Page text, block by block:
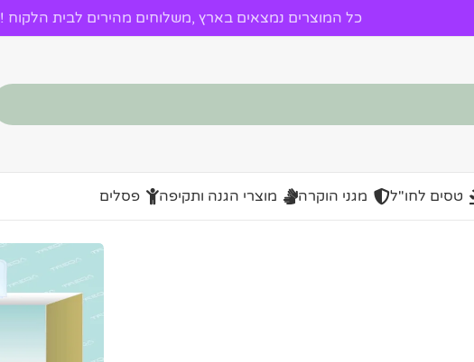
כל המוצרים נמצאים בארץ ,משלוחים מהירים לבית הלקוח !
טסים לחו"ל מגני הוקרה מוצרי הגנה ותקיפה פסלים